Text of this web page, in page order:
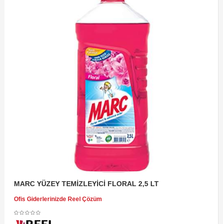
MARC YÜZEY TEMİZLEYİCİ FLORAL 2,5 LT
Ofis Giderlerinizde Reel Çözüm